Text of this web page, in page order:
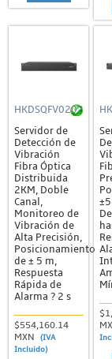
HKDSQFV0202
Servidor de
Detección de
Vibración
Fibra Óptica
Distribuida
2KM, Doble
Canal,
Monitoreo de
Vibración de
Alta Precisión,
Posicionamiento
de ± 5 m,
Respuesta
Rápida de
Alarma ? 2 s
$554,160.14
MXN
(IVA
Incluido)